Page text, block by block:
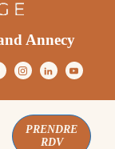
Annecy
PRENDRE
RDV